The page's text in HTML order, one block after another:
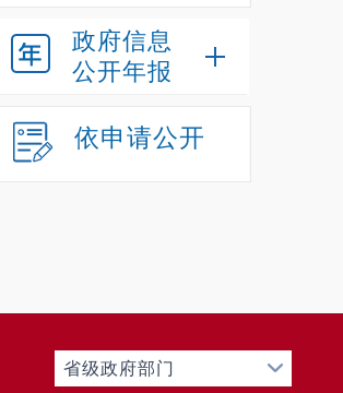
政府信息
公开年报
依申请公开
省级政府部门